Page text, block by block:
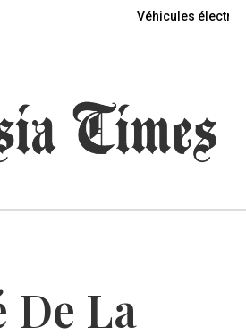
Véhicules
La